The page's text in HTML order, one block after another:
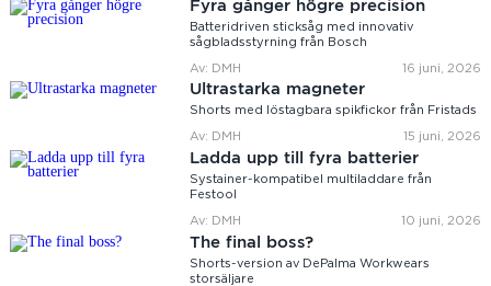
Fyra gånger högre precision
Batteridriven sticksåg med innovativ
sågbladsstyrning från Bosch
Av: DMH 16 juni, 2026
Ultrastarka magneter
Shorts med löstagbara spikfickor från Fristads
Av: DMH 15 juni, 2026
Ladda upp till fyra batterier
Systainer-kompatibel multiladdare från
Festool
Av: DMH 10 juni, 2026
The final boss?
Shorts-version av DePalma Workwears
storsäljare